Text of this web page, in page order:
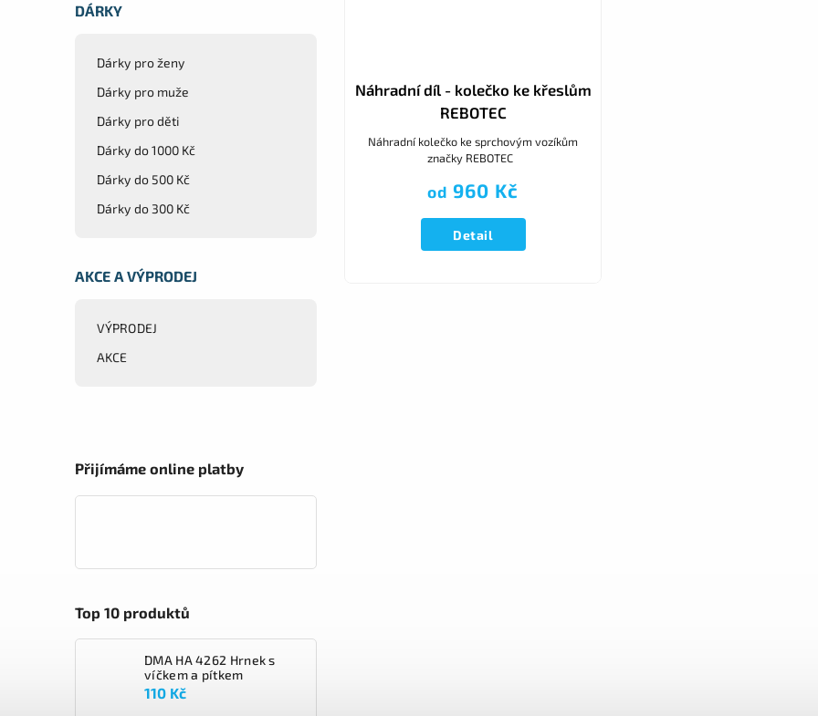
DÁRKY
Dárky pro ženy
Dárky pro muže
Dárky pro děti
Dárky do 1000 Kč
Dárky do 500 Kč
Dárky do 300 Kč
AKCE A VÝPRODEJ
VÝPRODEJ
AKCE
Přijímáme online platby
Top 10 produktů
DMA HA 4262 Hrnek s
víčkem a pítkem
110 Kč
Náhradní díl - kolečko ke křeslům
REBOTEC
od 960 Kč
Detail
Náhradní kolečko ke sprchovým vozíkům
značky REBOTEC